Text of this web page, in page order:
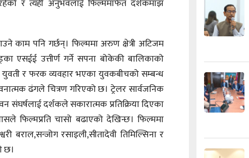
र त्यही अनुभवलाई फिल्ममार्फत दर्शकमाझ
काम पनि गर्छन्। फिल्ममा अरुण क्षेत्री अटिजम
उत्तीर्ण गर्ने सपना बोकेकी बालिकाको
युवती र फरक व्यवहार भएका युवकबीचको सम्बन्ध
ढंगले चित्रण गरिएको छ। ट्रेलर सार्वजनिक
संघर्षलाई दर्शकले सकारात्मक प्रतिक्रिया दिएका
फिल्मप्रति चासो बढाएको देखिन्छ। फिल्ममा
बराल,सन्जोग रसाइली,सीतादेवी तिमिल्सिना र
छ।